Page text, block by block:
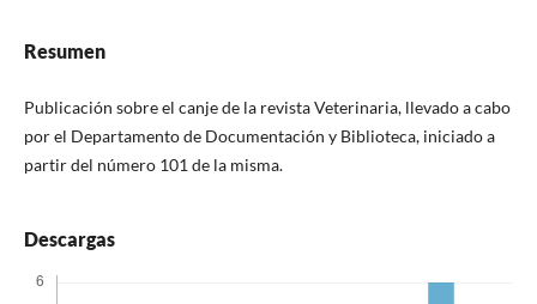
Resumen
Publicación sobre el canje de la revista Veterinaria, llevado a cabo
por el Departamento de Documentación y Biblioteca, iniciado a
partir del número 101 de la misma.
Descargas